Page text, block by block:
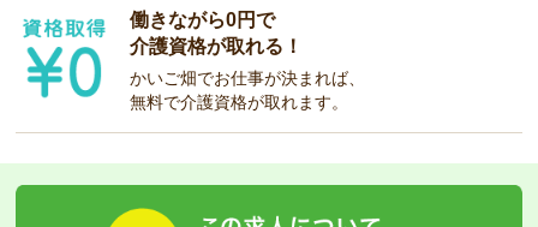
働きながら0円で
介護資格が取れる！
かいご畑でお仕事が決まれば、
無料で介護資格が取れます。